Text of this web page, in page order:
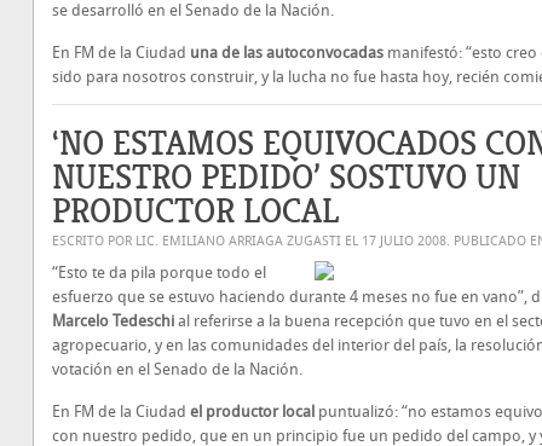
se desarrolló en el Senado de la Nación.
En FM de la Ciudad una de las autoconvocadas manifestó: “esto creo
sido para nosotros construir, y la lucha no fue hasta hoy, recién
‘NO ESTAMOS EQUIVOCADOS
NUESTRO PEDIDO’ SOSTUVO UN
PRODUCTOR LOCAL
ESCRITO POR LIC. EMILIANO ARRIAGA ZUGASTI EL 17 JULIO 2008. PUBLICADO
“Esto te da pila porque todo el
esfuerzo que se estuvo haciendo durante 4 meses no fue en vano”,
Marcelo Tedeschi al referirse a la buena recepción que tuvo en el
agropecuario, y en las comunidades del interior del país, la
votación en el Senado de la Nación.
En FM de la Ciudad el productor local puntualizó: “no estamos
con nuestro pedido, que en un principio fue un pedido del campo, y